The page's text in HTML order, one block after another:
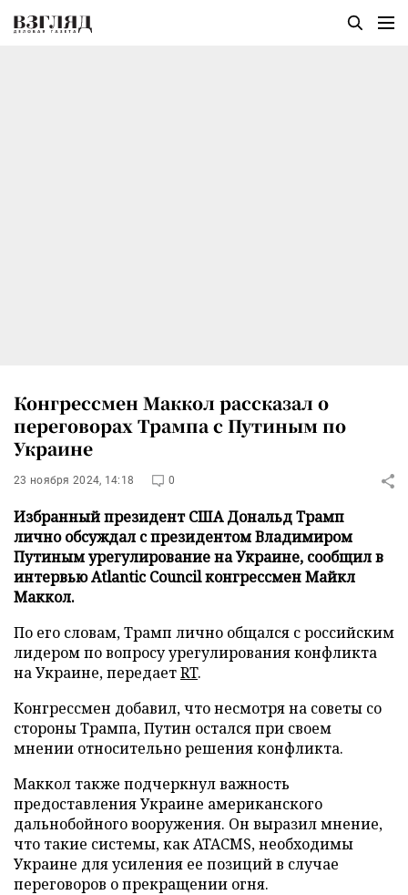
Конгрессмен Маккол рассказал о
переговорах Трампа с Путиным по
Украине
23 ноября 2024, 14:18 0
Избранный президент США Дональд Трамп
лично обсуждал с президентом Владимиром
Путиным урегулирование на Украине, сообщил в
интервью Atlantic Council конгрессмен Майкл
Маккол.
По его словам, Трамп лично общался с российским
лидером по вопросу урегулирования конфликта
на Украине, передаетRT.
Конгрессмен добавил, что несмотря на советы со
стороны Трампа, Путин остался при своем
мнении относительно решения конфликта.
Маккол также подчеркнул важность
предоставления Украине американского
дальнобойного вооружения. Он выразил мнение,
что такие системы, как ATACMS, необходимы
Украине для усиления ее позиций в случае
переговоров о прекращении огня.